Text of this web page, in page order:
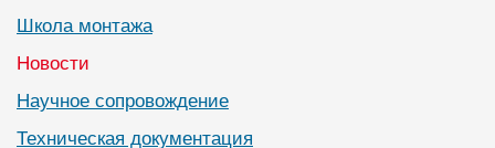
Школа монтажа
Новости
Научное сопровождение
Техническая документация